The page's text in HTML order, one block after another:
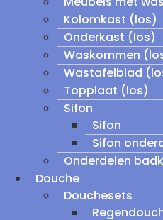
Kolomkast (los)
Onderkast (los)
Waskommen
Wastafelblad
Topplaat (los)
Sifon
Sifon
Sifon
Onderdelen
Douche
Douchesets